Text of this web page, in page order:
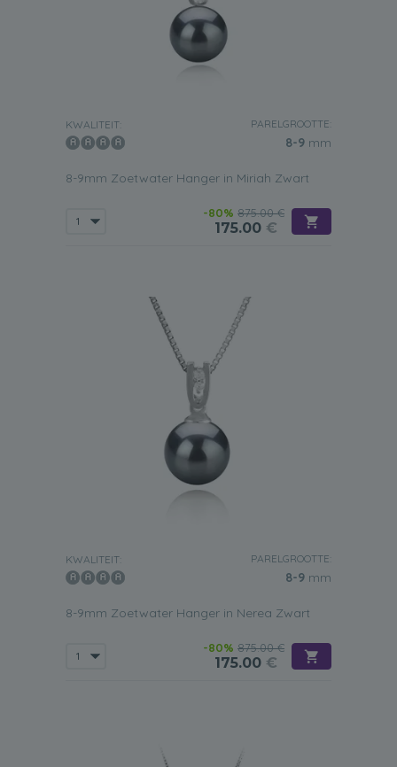
KWALITEIT: PARELGROOTTE:
8-9 mm
8-9mm Zoetwater Hanger in Miriah Zwart
-80% 875.00 €
175.00 €
KWALITEIT: PARELGROOTTE:
8-9 mm
8-9mm Zoetwater Hanger in Nerea Zwart
-80% 875.00 €
175.00 €